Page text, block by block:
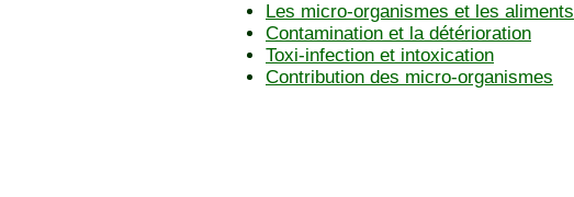
Les micro-organismes et les aliments
Contamination et la détérioration
Toxi-infection et intoxication
Contribution des micro-organismes